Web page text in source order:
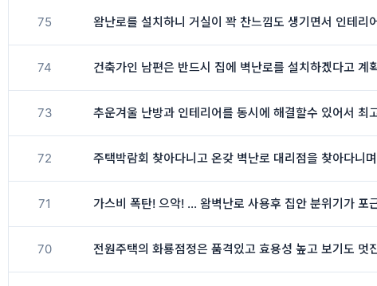
75 왐난로를 설치하니 거실이 꽉 찬느낌도 생기면서 인테리
74
73 추운겨울 난방과 인테리어를 동시에 해결할수 있어서 최
72 주택박람회 찾아다니고 온갖 벽난로 대리점을 찾아다니
71 가스비 폭탄! 으악! ... 왐벽난로 사용후 집안 분위기가 포
70 전원주택의 화룡점정은 품격있고 효용성 높고 보기도 멋